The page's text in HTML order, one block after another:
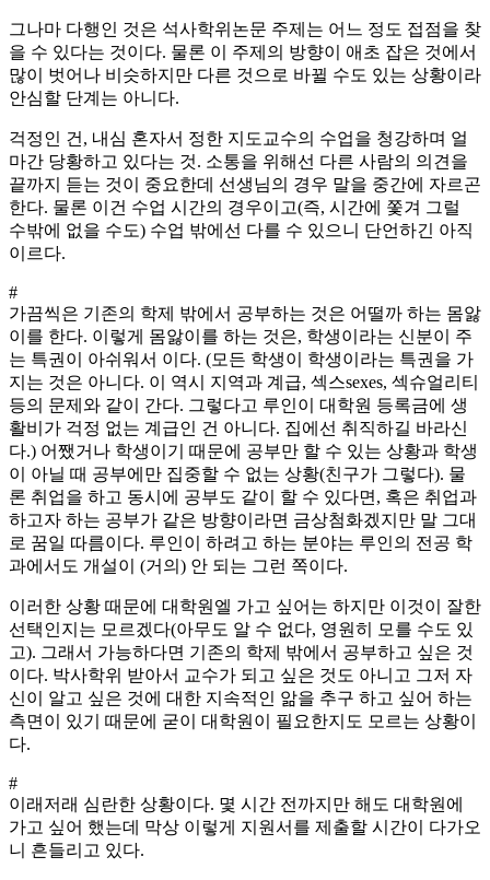
그나마 다행인 것은 석사학위논문 주제는 어느 정도 접점을 찾
을 수 있다는 것이다. 물론 이 주제의 방향이 애초 잡은 것에서
많이 벗어나 비슷하지만 다른 것으로 바뀔 수도 있는 상황이라
안심할 단계는 아니다.
걱정인 건, 내심 혼자서 정한 지도교수의 수업을 청강하며 얼
마간 당황하고 있다는 것. 소통을 위해선 다른 사람의 의견을
끝까지 듣는 것이 중요한데 선생님의 경우 말을 중간에 자르곤
한다. 물론 이건 수업 시간의 경우이고(즉, 시간에 쫓겨 그럴
수밖에 없을 수도) 수업 밖에선 다를 수 있으니 단언하긴 아직
이르다.
#
가끔씩은 기존의 학제 밖에서 공부하는 것은 어떨까 하는 몸앓
이를 한다. 이렇게 몸앓이를 하는 것은, 학생이라는 신분이 주
는 특권이 아쉬워서 이다. (모든 학생이 학생이라는 특권을 가
지는 것은 아니다. 이 역시 지역과 계급, 섹스sexes, 섹슈얼리티
등의 문제와 같이 간다. 그렇다고 루인이 대학원 등록금에 생
활비가 걱정 없는 계급인 건 아니다. 집에선 취직하길 바라신
다.) 어쨌거나 학생이기 때문에 공부만 할 수 있는 상황과 학생
이 아닐 때 공부에만 집중할 수 없는 상황(친구가 그렇다). 물
론 취업을 하고 동시에 공부도 같이 할 수 있다면, 혹은 취업과
하고자 하는 공부가 같은 방향이라면 금상첨화겠지만 말 그대
로 꿈일 따름이다. 루인이 하려고 하는 분야는 루인의 전공 학
과에서도 개설이 (거의) 안 되는 그런 쪽이다.
이러한 상황 때문에 대학원엘 가고 싶어는 하지만 이것이 잘한
선택인지는 모르겠다(아무도 알 수 없다, 영원히 모를 수도 있
고). 그래서 가능하다면 기존의 학제 밖에서 공부하고 싶은 것
이다. 박사학위 받아서 교수가 되고 싶은 것도 아니고 그저 자
신이 알고 싶은 것에 대한 지속적인 앎을 추구 하고 싶어 하는
측면이 있기 때문에 굳이 대학원이 필요한지도 모르는 상황이
다.
#
이래저래 심란한 상황이다. 몇 시간 전까지만 해도 대학원에
가고 싶어 했는데 막상 이렇게 지원서를 제출할 시간이 다가오
니 흔들리고 있다.